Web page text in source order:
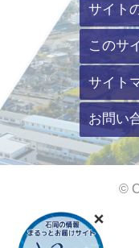
サイト
このサ
サイト
お問い
©